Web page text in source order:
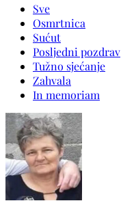
Sve
Osmrtnica
Sućut
Posljedni pozdrav
Tužno sjećanje
Zahvala
In memoriam